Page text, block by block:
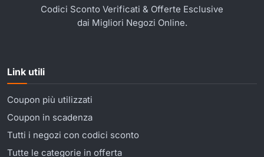
Codici Sconto Verificati & Offerte Esclusive
dai Migliori Negozi Online.
Link utili
Coupon più utilizzati
Coupon in scadenza
Tutti i negozi con codici sconto
Tutte le categorie in offerta